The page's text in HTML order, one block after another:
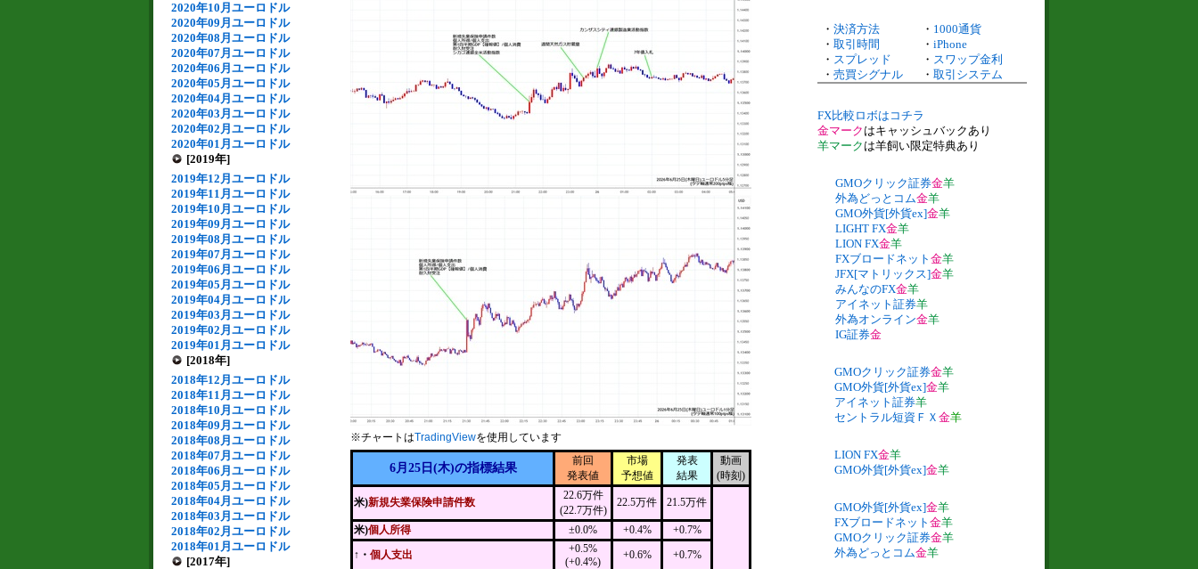
2020年10月ユーロドル
2020年09月ユーロドル
2020年08月ユーロドル
2020年07月ユーロドル
2020年06月ユーロドル
2020年05月ユーロドル
2020年04月ユーロドル
2020年03月ユーロドル
2020年02月ユーロドル
2020年01月ユーロドル
[2019年]
2019年12月ユーロドル
2019年11月ユーロドル
2019年10月ユーロドル
2019年09月ユーロドル
2019年08月ユーロドル
2019年07月ユーロドル
2019年06月ユーロドル
2019年05月ユーロドル
2019年04月ユーロドル
2019年03月ユーロドル
2019年02月ユーロドル
2019年01月ユーロドル
[2018年]
2018年12月ユーロドル
2018年11月ユーロドル
2018年10月ユーロドル
2018年09月ユーロドル
2018年08月ユーロドル
2018年07月ユーロドル
2018年06月ユーロドル
2018年05月ユーロドル
2018年04月ユーロドル
2018年03月ユーロドル
2018年02月ユーロドル
2018年01月ユーロドル
[2017年]
※チャートはTradingViewを使用しています
6月25日(木)の指標結果
前回
発表値
市場
予想値
発表
結果
動画
(時刻)
米)新規失業保険申請件数
22.6万件
(22.7万件)
22.5万件 21.5万件
米)個人所得 ±0.0% +0.4%
+0.7%
↑・ 個人支出
+0.5%
(+0.4%)
+0.6% +0.7%
・ 決済方法 ・ 1000通貨
・ 取引時間 ・ iPhone
・ スプレッド ・ スワップ金利
・ 売買シグナル ・ 取引システム
FX比較ロボはコチラ
金マーク はキャッシュバックあり
羊マーク は羊飼い限定特典あり
GMOクリック証券金羊
外為どっとコム金羊
GMO外貨[外貨ex]金羊
LIGHT FX金羊
LION FX金羊
FXブロードネット 金羊
JFX[マトリックス]金羊
みんなのFX金羊
アイネット証券羊
外為オンライン金羊
IG証券金
GMOクリック証券金羊
GMO外貨[外貨ex]金羊
アイネット証券羊
セントラル短資ＦＸ 金羊
LION FX金羊
GMO外貨[外貨ex]金羊
GMO外貨[外貨ex]金羊
FXブロードネット 金羊
GMOクリック証券金羊
外為どっとコム金羊